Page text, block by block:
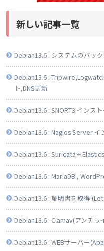
新しい記事一覧
Debian13.6 : システムのバッ
Debian13.6 :
ト,DNS更新
Debian13.6 : SNORT3 インスト
Debian13.6 : Nagios Server イ
Debian13.6 : Suricata +
Debian13.6 : MariaDB ,
Debian13.6 : 証明書を取得
Debian13.6 : Clamav(アンチウ
Debian13.6 : WEBサーバー